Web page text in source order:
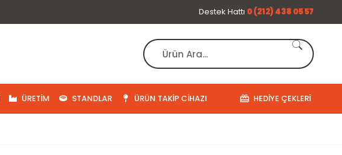
Destek Hattı 0 (212) 438 05 57
ÜRETIM HEDIYE ÇEKLERI
STANDLAR ÜRÜN TAKIP CIHAZI